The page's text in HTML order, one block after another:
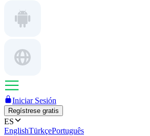
Iniciar Sesión
Regístrese gratis
ES
EnglishTürkçePortuguês